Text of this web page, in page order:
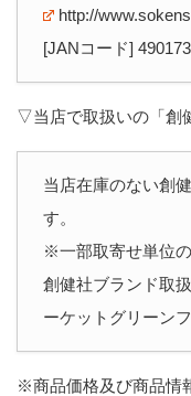
http://
[JANコード]
▽当店で取扱いの「創
当店在庫のない創
す。
※一部取寄せ単位
創健社ブランド取
ーケットグリーン
※商品価格及び商品情